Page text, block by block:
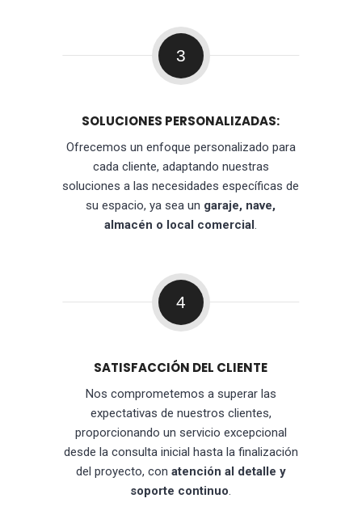
3
SOLUCIONES PERSONALIZADAS:
Ofrecemos un enfoque personalizado para
cada cliente, adaptando nuestras
soluciones a las necesidades específicas de
su espacio, ya sea un garaje, nave,
almacén o local comercial.
4
SATISFACCIÓN DEL CLIENTE
Nos comprometemos a superar las
expectativas de nuestros clientes,
proporcionando un servicio excepcional
desde la consulta inicial hasta la finalización
del proyecto, con atención al detalle y
soporte continuo.